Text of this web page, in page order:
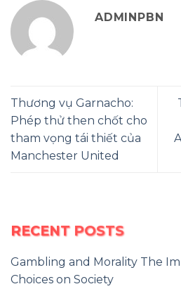
ADMINPBN
Thương vụ Garnacho:
Phép thử then chốt cho
tham vọng tái thiết của
Manchester United
RECENT POSTS
Gambling and Morality The
Choices on Society